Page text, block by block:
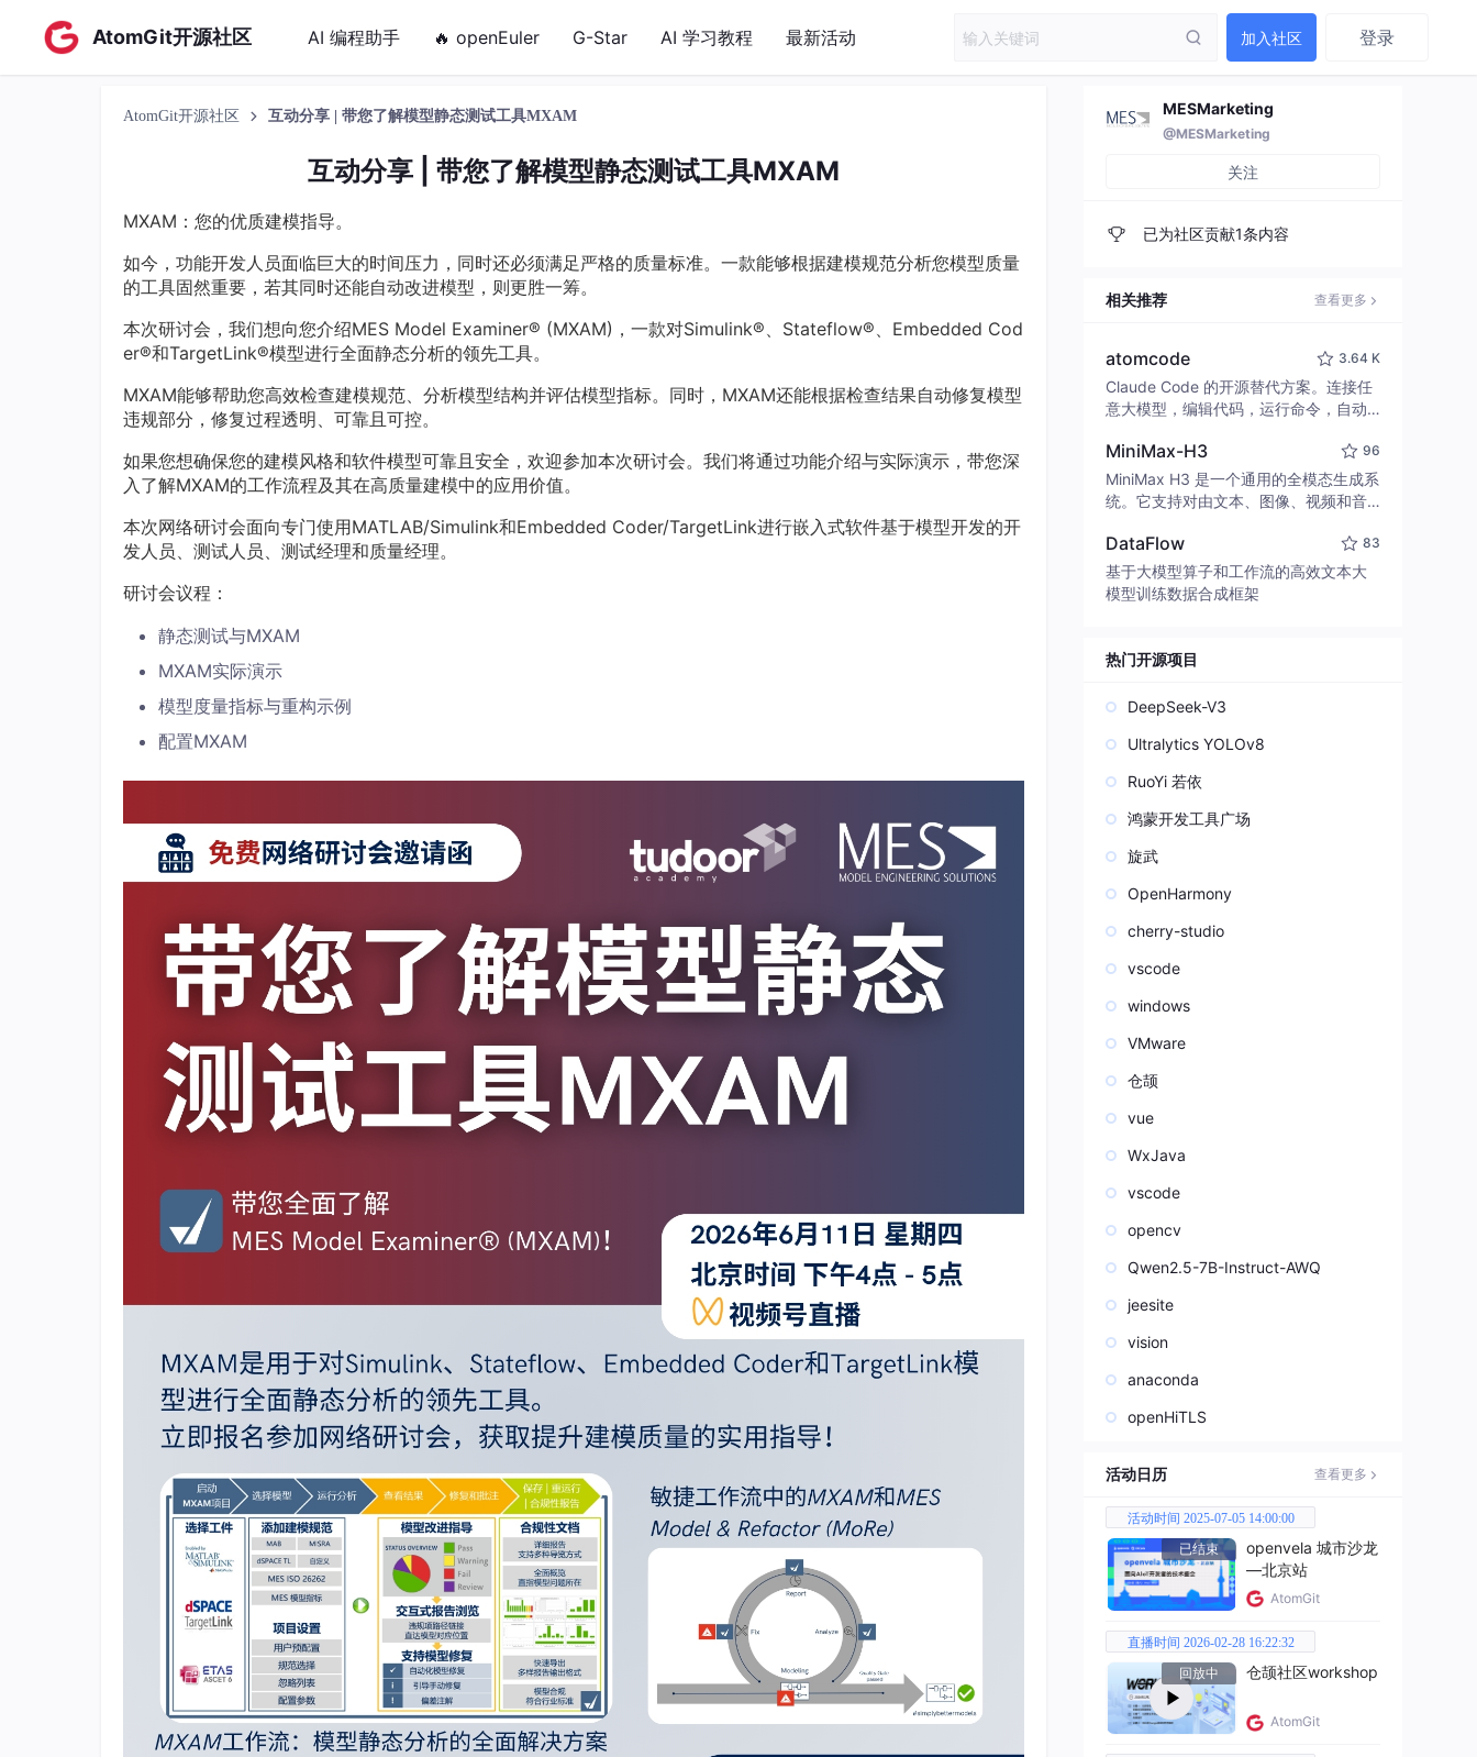
AtomGit开源社区 AI 编程助手 🔥 openEuler G-Star AI 学习教程 最新活动 加入社区 登录
AtomGit开源社区 互动分享 | 带您了解模型静态测试工具MXAM
互动分享 | 带您了解模型静态测试工具MXAM
MXAM：您的优质建模指导。
如今，功能开发人员面临巨大的时间压力，同时还必须满足严格的质量标准。一款能够根据建模规范分析您模型质量
的工具固然重要，若其同时还能自动改进模型，则更胜一筹。
本次研讨会，我们想向您介绍MES Model Examiner® (MXAM)，一款对Simulink®、Stateflow®、Embedded Cod
er®和TargetLink®模型进行全面静态分析的领先工具。
MXAM能够帮助您高效检查建模规范、分析模型结构并评估模型指标。同时，MXAM还能根据检查结果自动修复模型
违规部分，修复过程透明、可靠且可控。
如果您想确保您的建模风格和软件模型可靠且安全，欢迎参加本次研讨会。我们将通过功能介绍与实际演示，带您深
入了解MXAM的工作流程及其在高质量建模中的应用价值。
本次网络研讨会面向专门使用MATLAB/Simulink和Embedded Coder/TargetLink进行嵌入式软件基于模型开发的开
发人员、测试人员、测试经理和质量经理。
研讨会议程：
静态测试与MXAM
MXAM实际演示
模型度量指标与重构示例
配置MXAM
MESMarketing
@MESMarketing
关注
已为社区贡献1条内容
相关推荐 查看更多
atomcode 3.64 K
Claude Code 的开源替代方案。连接任
意大模型，编辑代码，运行命令，自动
致性能。 ｜ An open-source alternativ
e to Claude Code. Connect any LLM,
edit code, run commands, and verify
MiniMax-H3 96
MiniMax H3 是一个通用的全模态生成系
统。它支持对由文本、图像、视频和音
并能生成分辨率高达 2K、时长可达 15
秒的带原生立体声音频的视频。得益于
面向任务泛化的系统设计，H3 在预训练
模态指令。
DataFlow 83
基于大模型算子和工作流的高效文本大
模型训练数据合成框架
热门开源项目
DeepSeek-V3
Ultralytics YOLOv8
RuoYi 若依
鸿蒙开发工具广场
旋武
OpenHarmony
cherry-studio
vscode
windows
VMware
仓颉
vue
WxJava
vscode
opencv
Qwen2.5-7B-Instruct-AWQ
jeesite
vision
anaconda
openHiTLS
活动日历 查看更多
活动时间 2025-07-05 14:00:00
已结束
openvela 城市沙龙
—北京站
AtomGit
直播时间 2026-02-28 16:22:32
回放中
仓颉社区workshop
AtomGit